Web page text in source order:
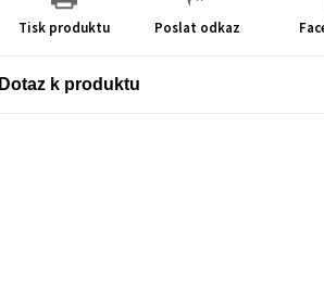
Tisk produktu Poslat odkaz
Dotaz k produktu